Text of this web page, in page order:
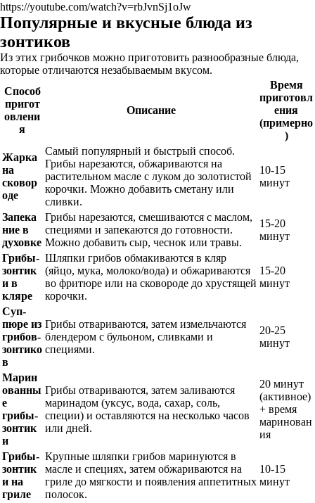
https://youtube.com/watch?v=rbJvnSj1oJw
Популярные и вкусные блюда из
зонтиков
Из этих грибочков можно приготовить разнообразные блюда,
которые отличаются незабываемым вкусом.
Способ
пригот
овлени
я
Описание
Время
приготовл
ения
(примерно
)
Жарка
на
сковор
оде
Самый популярный и быстрый способ.
Грибы нарезаются, обжариваются на
растительном масле с луком до золотистой
корочки. Можно добавить сметану или
сливки.
10-15
минут
Запека
ние в
духовке
Грибы нарезаются, смешиваются с маслом,
специями и запекаются до готовности.
Можно добавить сыр, чеснок или травы.
15-20
минут
Грибы-
зонтик
и в
кляре
Шляпки грибов обмакиваются в кляр
(яйцо, мука, молоко/вода) и обжариваются
во фритюре или на сковороде до хрустящей
корочки.
15-20
минут
Суп-
пюре из
грибов-
зонтико
в
Грибы отвариваются, затем измельчаются
блендером с бульоном, сливками и
специями.
20-25
минут
Марин
ованны
е
грибы-
зонтик
и
Грибы отвариваются, затем заливаются
маринадом (уксус, вода, сахар, соль,
специи) и оставляются на несколько часов
или дней.
20 минут
(активное)
+ время
маринован
ия
Грибы-
зонтик
и на
гриле
Крупные шляпки грибов маринуются в
масле и специях, затем обжариваются на
гриле до мягкости и появления аппетитных
полосок.
10-15
минут